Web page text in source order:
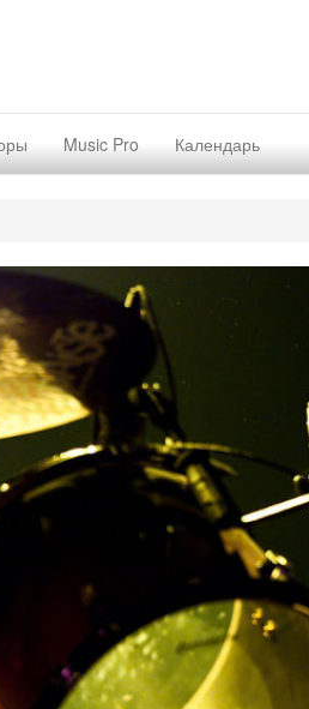
Music Pro Календарь